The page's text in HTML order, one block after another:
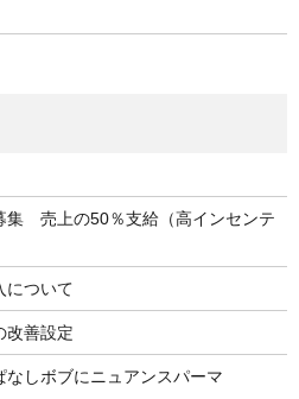
集 売上の50％支給（高インセンテ
について
改善設定
なしボブにニュアンスパーマ